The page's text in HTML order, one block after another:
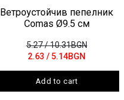
Ветроустойчив пепелник
Comas Ø9.5 см
5.27/ 10.31BGN
2.63 / 5.14BGN
Add to cart